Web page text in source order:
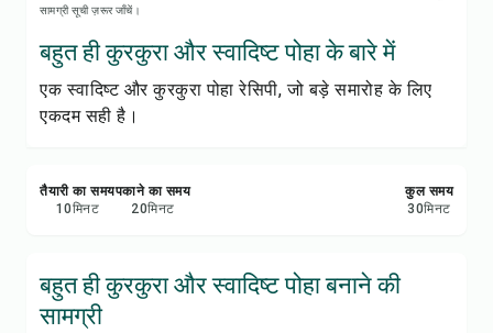
शेयर करें
सामग्री सूची ज़रूर जाँचें।
बहुत ही कुरकुरा और स्वादिष्ट पोहा के बारे में
एक स्वादिष्ट और कुरकुरा पोहा रेसिपी, जो बड़े समारोह के लिए
एकदम सही है।
तैयारी का समय
10मिनट
पकाने का समय
20मिनट
कुल समय
30मिनट
बहुत ही कुरकुरा और स्वादिष्ट पोहा बनाने की
सामग्री